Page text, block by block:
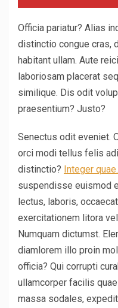
Officia pariatur? Alias
distinctio congue cras,
habitant ullam. Aute
laboriosam placerat
similique. Dis odit
praesentium? Justo?
Senectus odit eveniet.
orci modi tellus felis
distinctio? Integer quae.
suspendisse euismod
lectus, laboris,
exercitationem litora
Numquam dictumst.
diamlorem illo proin
officia? Qui corrupti
ullamcorper facilis
massa sodales,